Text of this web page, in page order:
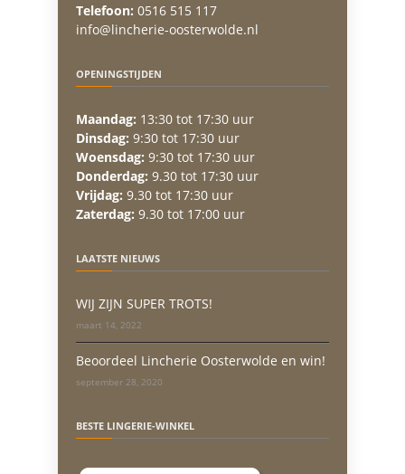
Telefoon: 0516 515 117
info@lincherie-oosterwolde.nl
OPENINGSTIJDEN
Maandag: 13:30 tot 17:30 uur
Dinsdag: 9:30 tot 17:30 uur
Woensdag: 9:30 tot 17:30 uur
Donderdag: 9.30 tot 17:30 uur
Vrijdag: 9.30 tot 17:30 uur
Zaterdag: 9.30 tot 17:00 uur
LAATSTE NIEUWS
WIJ ZIJN SUPER TROTS!
maart 14, 2022
Beoordeel Lincherie Oosterwolde en win!
september 28, 2020
BESTE LINGERIE-WINKEL